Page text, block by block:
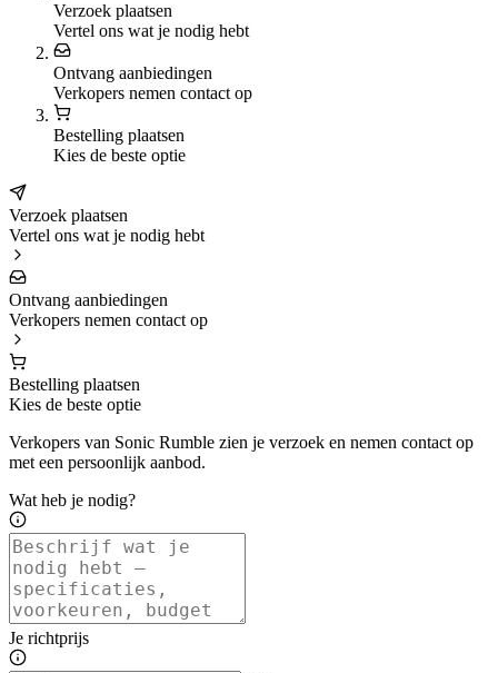
Verzoek plaatsen
Vertel ons wat je nodig hebt
Ontvang aanbiedingen
Verkopers nemen contact op
Bestelling plaatsen
Kies de beste optie
Verzoek plaatsen
Vertel ons wat je nodig hebt
Ontvang aanbiedingen
Verkopers nemen contact op
Bestelling plaatsen
Kies de beste optie
Verkopers van Sonic Rumble zien je verzoek en nemen contact op
met een persoonlijk aanbod.
Wat heb je nodig?
Je richtprijs